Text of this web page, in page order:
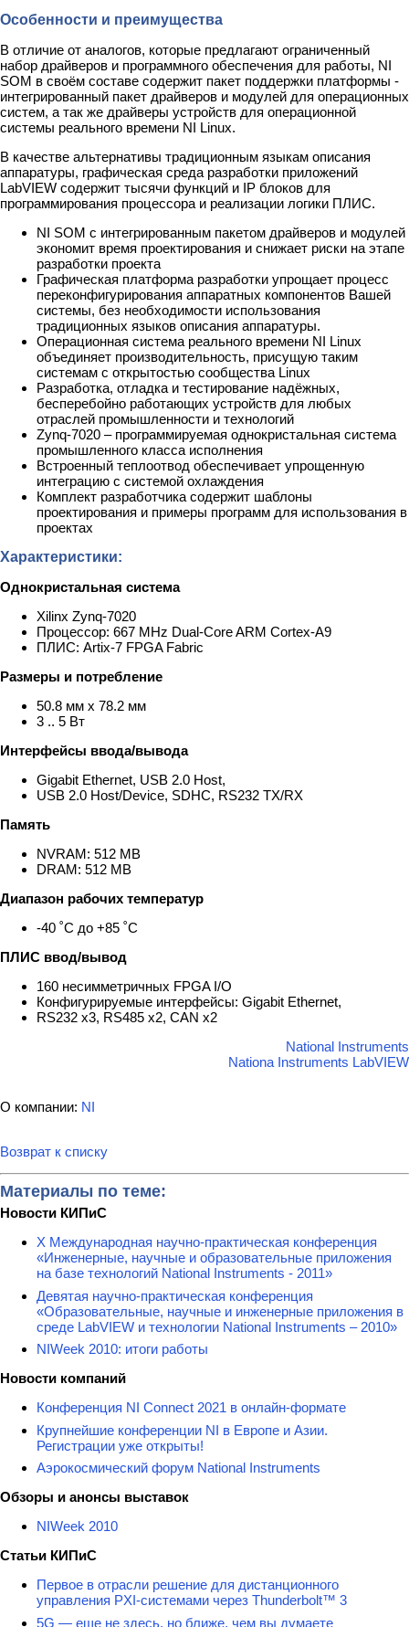
Особенности и преимущества
В отличие от аналогов, которые предлагают ограниченный
набор драйверов и программного обеспечения для работы, NI
SOM в своём составе содержит пакет поддержки платформы -
интегрированный пакет драйверов и модулей для операционных
систем, а так же драйверы устройств для операционной
системы реального времени NI Linux.
В качестве альтернативы традиционным языкам описания
аппаратуры, графическая среда разработки приложений
LabVIEW содержит тысячи функций и IP блоков для
программирования процессора и реализации логики ПЛИС.
NI SOM c интегрированным пакетом драйверов и модулей
экономит время проектирования и снижает риски на этапе
разработки проекта
Графическая платформа разработки упрощает процесс
переконфигурирования аппаратных компонентов Вашей
системы, без необходимости использования
традиционных языков описания аппаратуры.
Операционная система реального времени NI Linux
объединяет производительность, присущую таким
системам с открытостью сообщества Linux
Разработка, отладка и тестирование надёжных,
бесперебойно работающих устройств для любых
отраслей промышленности и технологий
Zynq-7020 – программируемая однокристальная система
промышленного класса исполнения
Встроенный теплоотвод обеспечивает упрощенную
интеграцию с системой охлаждения
Комплект разработчика содержит шаблоны
проектирования и примеры программ для использования в
проектах
Характеристики:
Однокристальная система
Xilinx Zynq-7020
Процессор: 667 MHz Dual-Core ARM Cortex-A9
ПЛИС: Artix-7 FPGA Fabric
Размеры и потребление
50.8 мм x 78.2 мм
3 .. 5 Вт
Интерфейсы ввода/вывода
Gigabit Ethernet, USB 2.0 Host,
USB 2.0 Host/Device, SDHC, RS232 TX/RX
Память
NVRAM: 512 MB
DRAM: 512 MB
Диапазон рабочих температур
-40 ˚C до +85 ˚C
ПЛИС ввод/вывод
160 несимметричных FPGA I/O
Конфигурируемые интерфейсы: Gigabit Ethernet,
RS232 x3, RS485 x2, CAN x2
National Instruments
Nationa Instruments LabVIEW
О компании: NI
Возврат к списку
Материалы по теме:
Новости КИПиС
X Международная научно-практическая конференция
«Инженерные, научные и образовательные приложения
на базе технологий National Instruments - 2011»
Девятая научно-практическая конференция
«Образовательные, научные и инженерные приложения в
среде LabVIEW и технологии National Instruments – 2010»
NIWeek 2010: итоги работы
Новости компаний
Конференция NI Connect 2021 в онлайн-формате
Крупнейшие конференции NI в Европе и Азии.
Регистрации уже открыты!
Аэрокосмический форум National Instruments
Обзоры и анонсы выставок
NIWeek 2010
Статьи КИПиС
Первое в отрасли решение для дистанционного
управления PXI-системами через Thunderbolt™ 3
5G — еще не здесь, но ближе, чем вы думаете